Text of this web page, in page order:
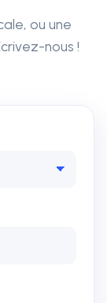
ou une
nous !